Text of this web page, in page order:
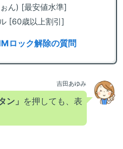
ん) [最安値水準]
[60歳以上割引]
ロック解除の質問
吉田あゆみ
ン」 を押しても、表